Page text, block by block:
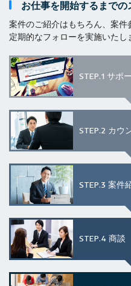
お仕事を開始するまでの
案件のご紹介はもちろん、案件
定期的なフォローを実施いたし
STEP.1 サポ
STEP.2 カウ
STEP.3 案件
STEP.4 商談